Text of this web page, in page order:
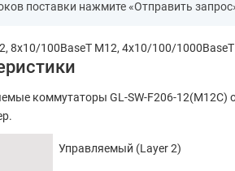
поставки нажмите «Отправить
8х10/100BaseT M12, 4х10/100/
коммутаторы GL-SW-F206-12(M12C)
Управляемый (Layer 2)